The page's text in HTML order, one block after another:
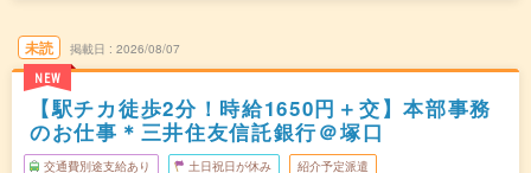
未読
NEW
掲載日 2026/08/07
【駅チカ徒歩2分！時給1650円＋交】本部事務
のお仕事＊三井住友信託銀行＠塚口
交通費別途支給あり 土日祝日が休み 紹介予定派遣